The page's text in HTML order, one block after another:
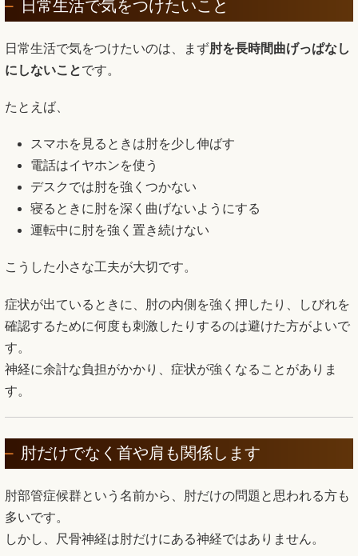
日常生活で気をつけたいこと
日常生活で気をつけたいのは、まず肘を長時間曲げっぱなし
にしないことです。
たとえば、
スマホを見るときは肘を少し伸ばす
電話はイヤホンを使う
デスクでは肘を強くつかない
寝るときに肘を深く曲げないようにする
運転中に肘を強く置き続けない
こうした小さな工夫が大切です。
症状が出ているときに、肘の内側を強く押したり、しびれを
確認するために何度も刺激したりするのは避けた方がよいで
す。
神経に余計な負担がかかり、症状が強くなることがありま
す。
肘だけでなく首や肩も関係します
肘部管症候群という名前から、肘だけの問題と思われる方も
多いです。
しかし、尺骨神経は肘だけにある神経ではありません。